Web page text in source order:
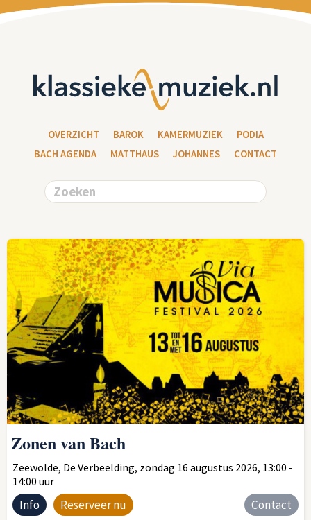
OVERZICHT BAROK KAMERMUZIEK
PODIA
BACH AGENDA
MATTHAUS JOHANNES CONTACT
Zonen van Bach
Zeewolde, De Verbeelding, zondag 16 augustus 2026, 13:00 -
14:00 uur
Info Reserveer nu Contact